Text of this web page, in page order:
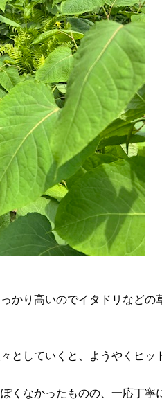
かり高いのでイタドリなどの
としていくと、ようやくヒッ
くなかったものの、一応丁寧